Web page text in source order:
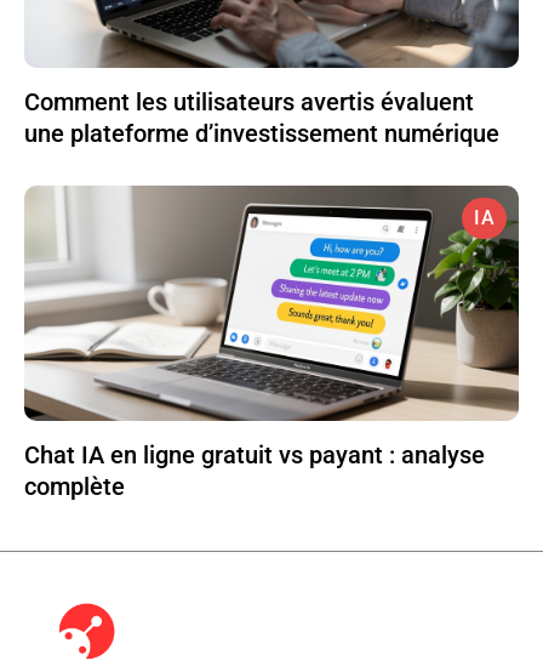
Comment les utilisateurs avertis évaluent
une plateforme d’investissement numérique
IA
Chat IA en ligne gratuit vs payant : analyse
complète